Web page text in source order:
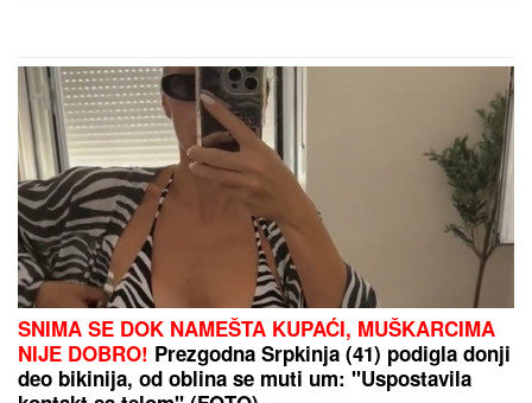
Snimak muslimanskog para sa plaže izazvao haos
na internetu: Jedni brane njihov izbor, drugi ne
mogu da veruju!